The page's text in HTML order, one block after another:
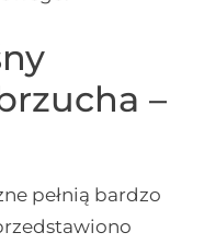
–
pełnią bardzo